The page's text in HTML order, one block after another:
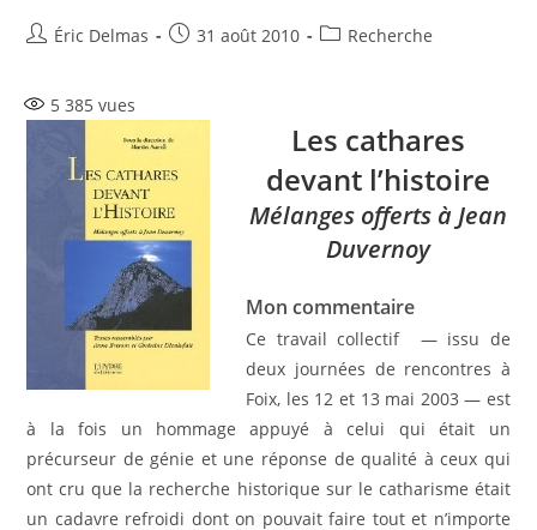
Auteur/autrice
publication :
Éric Delmas
Publication
31 août 2010
PostRecherche
5 385 vues
Les cathares
devant l’histoire
Mélanges offerts à Jean
Duvernoy
Mon commentaire
Ce travail collectif — issu de
deux journées de rencontres à
Foix, les 12 et 13 mai 2003 — est
à la fois un hommage appuyé à celui qui était un
précurseur de génie et une réponse de qualité à ceux qui
ont cru que la recherche historique sur le catharisme était
un cadavre refroidi dont on pouvait faire tout et n’importe